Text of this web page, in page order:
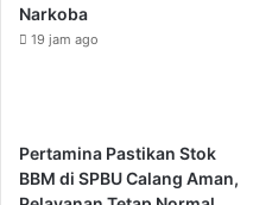
Narkoba
19 jam ago
Pertamina Pastikan Stok
BBM di SPBU Calang Aman,